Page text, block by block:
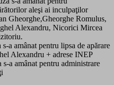
aleşi ai inculpaţilor
Gheorghe,Gheorghe Romulus,
Alexandru, Nicorici Mircea
a amânat pentru lipsa de apărare
Alexandru + adrese INEP
a amânat pentru administrare